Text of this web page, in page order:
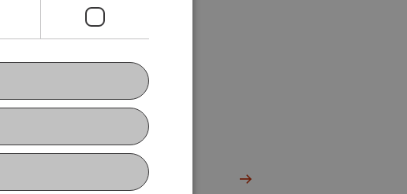
Exkursionen